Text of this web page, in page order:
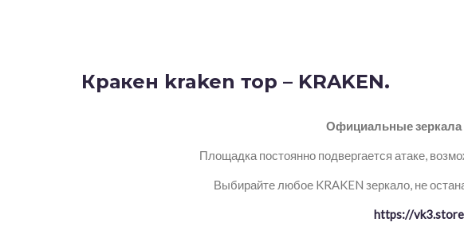
Кракен kraken тор – KRAKEN.
Официальные зеркала
Площадка постоянно подвергается атаке,
Выбирайте любое KRAKEN зеркало, не
https://vk3.store